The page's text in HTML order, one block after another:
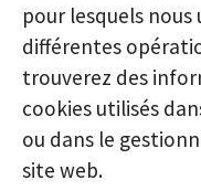
pour lesquels nous
différentes
trouverez des
cookies utilisés
ou dans le
site web.